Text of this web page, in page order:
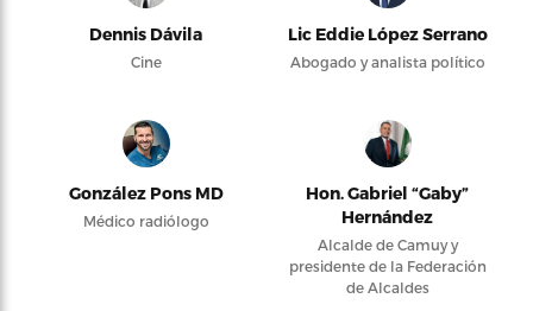
Dennis Dávila
Cine
Lic Eddie López Serrano
Abogado y analista político
González Pons MD
Médico radiólogo
Hon. Gabriel “Gaby”
Hernández
Alcalde de Camuy y
presidente de la Federación
de Alcaldes